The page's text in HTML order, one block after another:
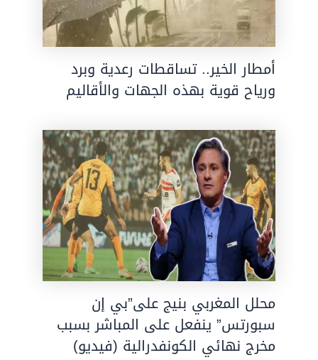
أمطار الخير.. تساقطات رعدية وبرد
ورياح قوية بهذه الجهات والأقاليم
محلل المغربي بنيج على”بي إن
سبورتس” ينفعل على المباشر بسبب
مخرج نهائي الكونفدرالية (فيديو)